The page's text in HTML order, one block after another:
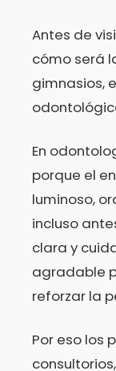
Antes de
cómo será
gimnasios,
En
porque el
luminoso,
incluso
clara y
agradable
reforzar la
Por eso los